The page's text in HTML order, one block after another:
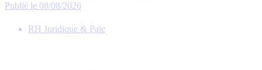
Publié le 08/08/2026
RH Juridique & Paie